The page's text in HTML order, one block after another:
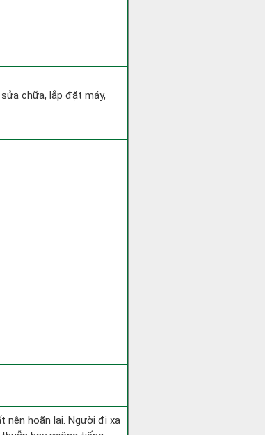
chữa, lắp đặt máy,
nên hoãn lại. Người đi xa